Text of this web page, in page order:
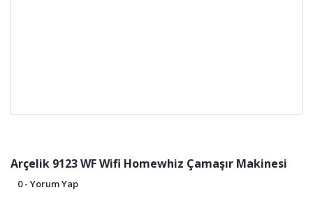
Arçelik 9123 WF Wifi Homewhiz Çamaşır Makinesi
0 - Yorum Yap